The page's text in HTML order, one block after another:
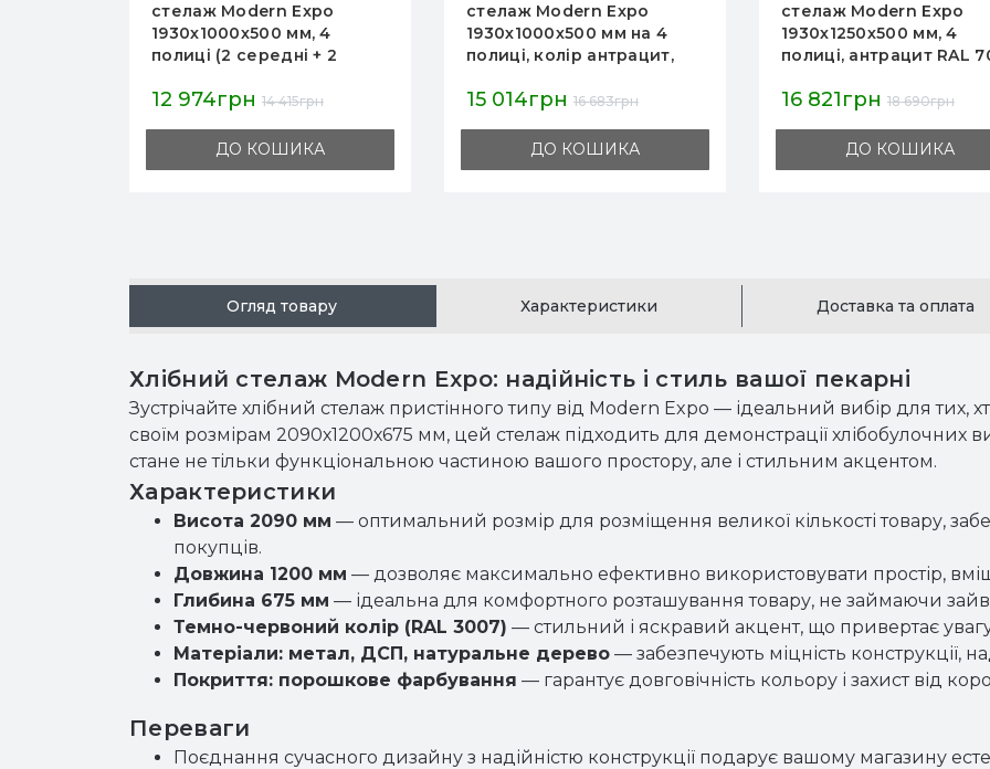
стелаж Modern Expo
1930х1000х500 мм на 4
полиці, колір антрацит,
магазині й пекарні
15 014грн 16 683грн
ДО КОШИКА
стелаж Modern Expo
1930х1250х500 мм, 4
полиці, антрацит RAL 7016,
хлібобулочних виробів
16 821грн 18 690грн
ДО КОШИКА
стелаж Modern Expo
1930х1000х500 мм, 4
полиці-корзини, RAL
магазин, пекарня
15 014грн 16 683грн
ДО КОШИКА
Огляд товару Характеристики Доставка та оплата
Хлібний стелаж Modern Expo: надійність і стиль вашої пекарні
Зустрічайте хлібний стелаж пристінного типу від Modern Expo — ідеальний вибір для тих,
своїм розмірам 2090х1200х675 мм, цей стелаж підходить для демонстрації хлібобулочних
стане не тільки функціональною частиною вашого простору, але і стильним акцентом.
Характеристики
Висота 2090 мм — оптимальний розмір для розміщення великої кількості товару,
покупців.
Довжина 1200 мм — дозволяє максимально ефективно використовувати простір,
Глибина 675 мм — ідеальна для комфортного розташування товару, не займаючи
Темно-червоний колір (RAL 3007) — стильний і яскравий акцент, що привертає увагу
Матеріали: метал, ДСП, натуральне дерево — забезпечують міцність конструкції,
Покриття: порошкове фарбування — гарантує довговічність кольору і захист від
Переваги
Поєднання сучасного дизайну з надійністю конструкції подарує вашому магазину